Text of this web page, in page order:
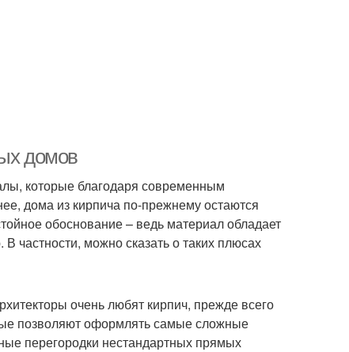
домов
которые благодаря современным
дома из кирпича по-прежнему остаются
обоснование – ведь материал обладает
частности, можно сказать о таких плюсах
очень любят кирпич, прежде всего
позволяют оформлять самые сложные
перегородки нестандартных прямых